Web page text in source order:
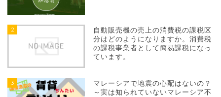
2
自動販売機の売上の消費税の課税区
分はどのようになりますか。消費税
の課税事業者として簡易課税になっ
ています。
3
マレーシアで地震の心配はないの？
～実は知られていないマレーシア不